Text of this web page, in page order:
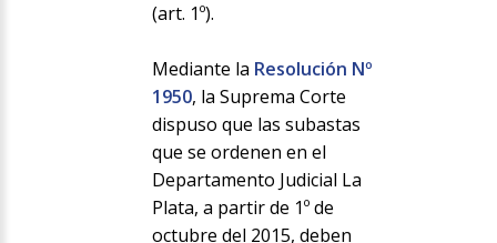
(art. 1º).
Mediante la Resolución Nº
1950, la Suprema Corte
dispuso que las subastas
que se ordenen en el
Departamento Judicial La
Plata, a partir de 1º de
octubre del 2015, deben